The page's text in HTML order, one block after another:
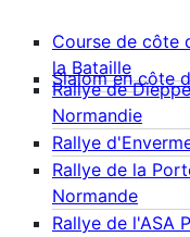
Course de côte
la Bataille
Slalom en côte
Rallye de Dieppe
Normandie
Rallye
Rallye de la
Normande
Rallye de l'ASA